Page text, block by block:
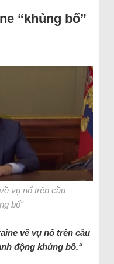
“khủng bố”
vụ nổ trên cầu
bố“
về vụ nổ trên cầu
động khủng bố.“